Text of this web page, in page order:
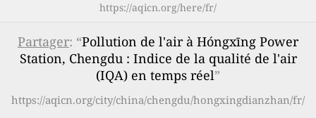
https://aqicn.org/here/fr/
Partager: “Pollution de l'air à Hóngxīng Power
Station, Chengdu : Indice de la qualité de l'air
(IQA) en temps réel”
https://aqicn.org/city/china/chengdu/hongxingdianzhan/fr/